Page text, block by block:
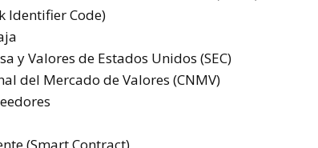
Identifier Code)
y Valores de Estados Unidos (SEC)
del Mercado de Valores (CNMV)
(Smart Contract)